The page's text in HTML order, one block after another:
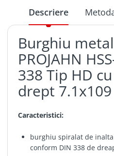
Descriere
Burghiu
PROJAHN
338 Tip HD
drept
Caracteristici:
burghiu spiralat de inalta
conform DIN 338 de